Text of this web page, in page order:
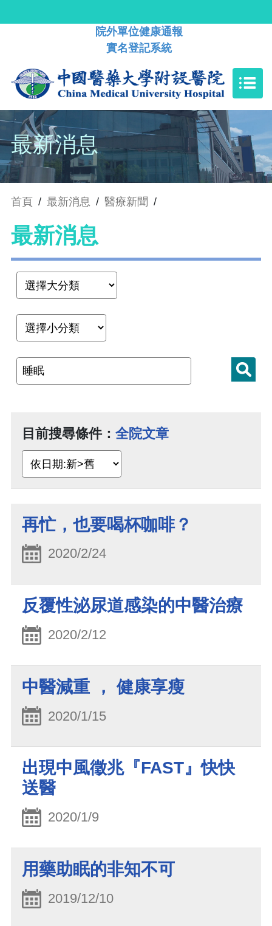
院外單位健康通報
實名登記系統
最新消息
首頁 / 最新消息 / 醫療新聞 /
最新消息
目前搜尋條件： 全院文章
再忙，也要喝杯咖啡？
2020/2/24
反覆性泌尿道感染的中醫治療
2020/2/12
中醫減重 ， 健康享瘦
2020/1/15
出現中風徵兆『FAST』快快
送醫
2020/1/9
用藥助眠的非知不可
2019/12/10